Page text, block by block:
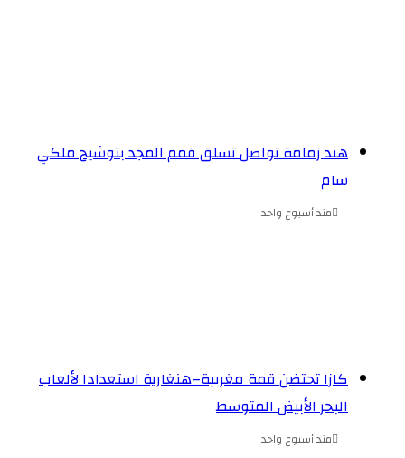
هند زمامة تواصل تسلق قمم المجد بتوشيح ملكي
سام
مند أسبوع واحد
كازا تحتضن قمة مغربية–هنغارية استعدادا لألعاب
البحر الأبيض المتوسط
مند أسبوع واحد